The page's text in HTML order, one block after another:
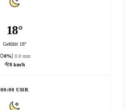
18°
Gefühlt 18°
0%
0.0 mm
8 km/h
00:00 UHR